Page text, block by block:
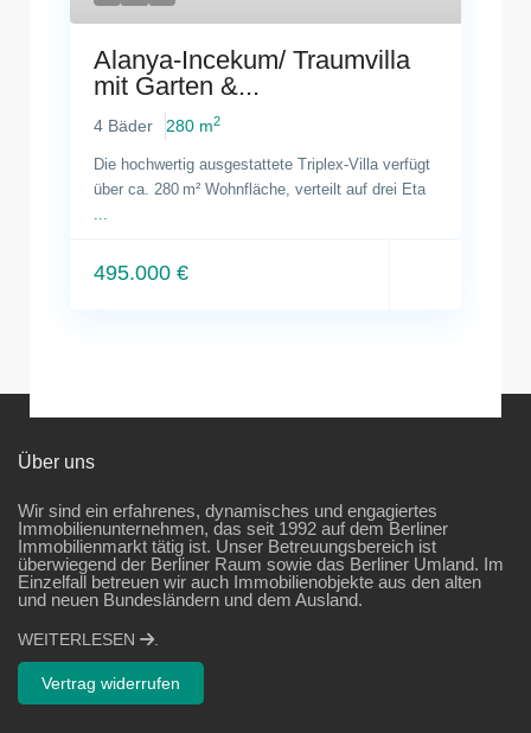
Alanya-Incekum/ Traumvilla
mit Garten &...
4 Bäder 280 m2
Die hochwertig ausgestattete Triplex-Villa verfügt
über ca. 280 m² Wohnfläche, verteilt auf drei Eta
495.000 €
Über uns
Wir sind ein erfahrenes, dynamisches und engagiertes
Immobilienunternehmen, das seit 1992 auf dem Berliner
Immobilienmarkt tätig ist. Unser Betreuungsbereich ist
überwiegend der Berliner Raum sowie das Berliner Umland. Im
Einzelfall betreuen wir auch Immobilienobjekte aus den alten
und neuen Bundesländern und dem Ausland.
WEITERLESEN
Vertrag widerrufen